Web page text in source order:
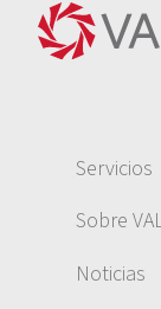
Servicios
Sobre
Noticias